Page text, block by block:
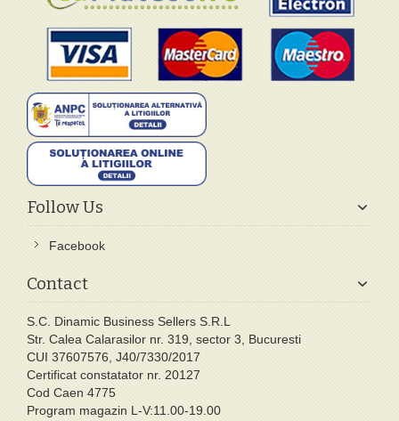
Follow Us
Facebook
Contact
S.C. Dinamic Business Sellers S.R.L
Str. Calea Calarasilor nr. 319, sector 3, Bucuresti
CUI 37607576, J40/7330/2017
Certificat constatator nr. 20127
Cod Caen 4775
Program magazin L-V:11.00-19.00